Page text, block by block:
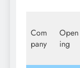
Com
pany
Open
ing